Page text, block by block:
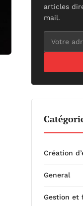
articles
mail.
Création
General
Gestion et